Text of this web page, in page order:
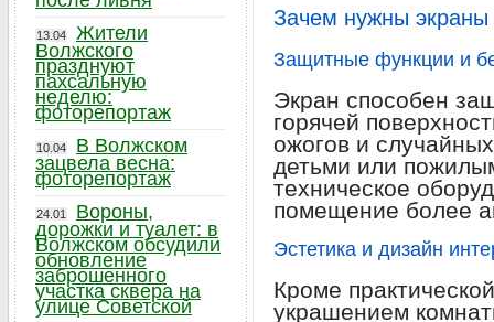
Зачем нужны экраны
Защитные функции и
Экран способен
горячей
ожогов и
детьми или
техническое
помещение более
Эстетика и дизайн
Кроме
украшением
13.04
Жители
Волжского
празднуют
пахсальную
неделю:
фоторепортаж
10.04
В Волжском
зацвела весна:
фоторепортаж
24.01
Вороны,
дорожки и туалет: в
Волжском обсудили
обновление
заброшенного
участка сквера на
улице Советской